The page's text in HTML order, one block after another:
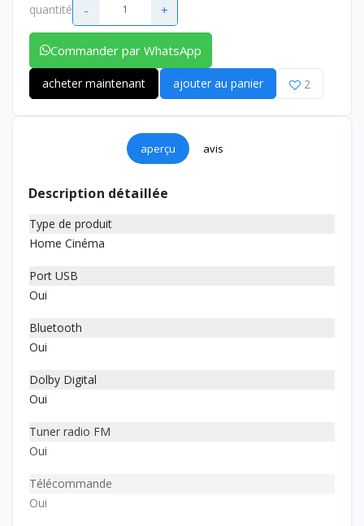
quantité - +
Commander par WhatsApp
acheter maintenant ajouter au panier 2
aperçu avis
Description détaillée
Type de produit
Home Cinéma
Port USB
Oui
Bluetooth
Oui
Dolby Digital
Oui
Tuner radio FM
Oui
Télécommande
Oui